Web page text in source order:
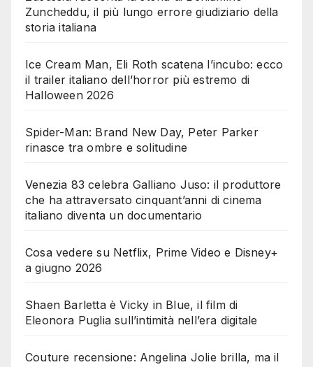
Zuncheddu, il più lungo errore giudiziario della
storia italiana
Ice Cream Man, Eli Roth scatena l’incubo: ecco
il trailer italiano dell’horror più estremo di
Halloween 2026
Spider-Man: Brand New Day, Peter Parker
rinasce tra ombre e solitudine
Venezia 83 celebra Galliano Juso: il produttore
che ha attraversato cinquant’anni di cinema
italiano diventa un documentario
Cosa vedere su Netflix, Prime Video e Disney+
a giugno 2026
Shaen Barletta è Vicky in Blue, il film di
Eleonora Puglia sull’intimità nell’era digitale
Couture recensione: Angelina Jolie brilla, ma il